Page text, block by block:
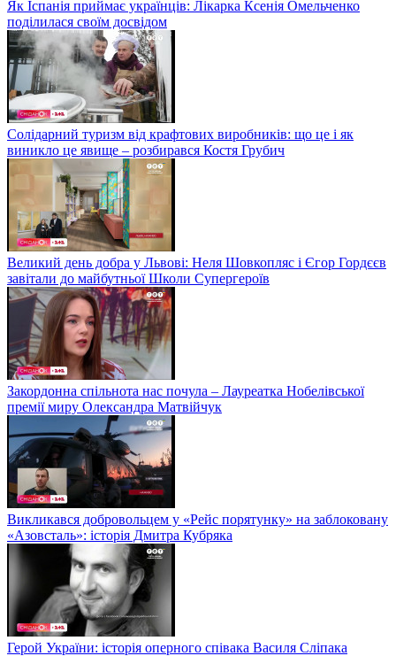
Як Іспанія приймає українців: Лікарка Ксенія Омельченко
поділилася своїм досвідом
Солідарний туризм від крафтових виробників: що це і як
виникло це явище – розбирався Костя Грубич
Великий день добра у Львові: Неля Шовкопляс і Єгор Гордєєв
завітали до майбутньої Школи Супергероїв
Закордонна спільнота нас почула – Лауреатка Нобелівської
премії миру Олександра Матвійчук
Викликався добровольцем у «Рейс порятунку» на заблоковану
«Азовсталь»: історія Дмитра Кубряка
Герой України: історія оперного співака Василя Сліпака